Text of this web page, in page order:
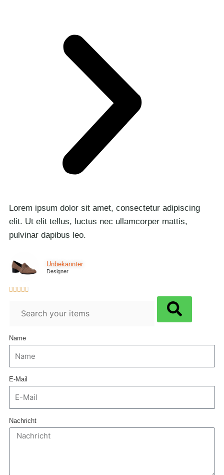
Lorem ipsum dolor sit amet, consectetur adipiscing
elit. Ut elit tellus, luctus nec ullamcorper mattis,
pulvinar dapibus leo.
Unbekannter
Designer

Name
E-Mail
Nachricht